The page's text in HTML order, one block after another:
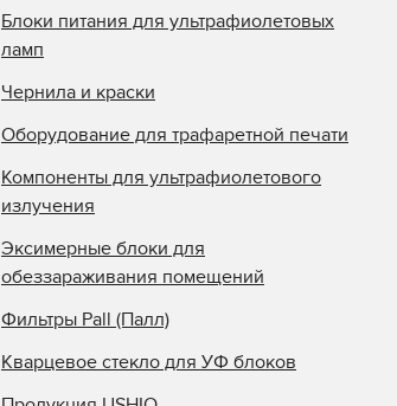
Блоки питания для ультрафиолетовых
ламп
Чернила и краски
Оборудование для трафаретной печати
Компоненты для ультрафиолетового
излучения
Эксимерные блоки для
обеззараживания помещений
Фильтры Pall (Палл)
Кварцевое стекло для УФ блоков